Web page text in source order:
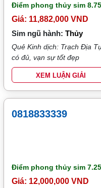
Điểm phong thủy sim
Giá: 11,882,000 VND
Sim ngũ hành:Thủy
Quẻ Kinh dịch: Trạch Địa
có đủ, vạn sự tốt đẹp
XEM LUẬN GIẢI
0818833339
Điểm phong thủy sim
Giá: 12,000,000 VND